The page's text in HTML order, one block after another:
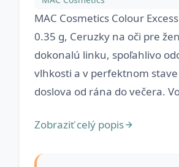
MAC Cosmetics Colour
0.35 g, Ceruzky na oči pre
dokonalú linku, spoľahlivo
vlhkosti a v perfektnom
doslova od rána do večera.
Zobraziť celý popis